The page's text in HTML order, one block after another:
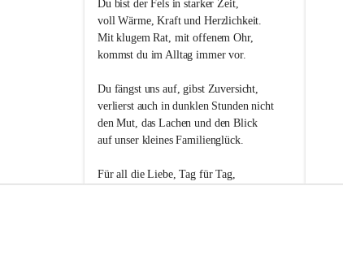
Du bist der Fels in starker Zeit,
voll Wärme, Kraft und Herzlichkeit.
Mit klugem Rat, mit offenem Ohr,
kommst du im Alltag immer vor.
Du fängst uns auf, gibst Zuversicht,
verlierst auch in dunklen Stunden nicht
den Mut, das Lachen und den Blick
auf unser kleines Familienglück.
Für all die Liebe, Tag für Tag,